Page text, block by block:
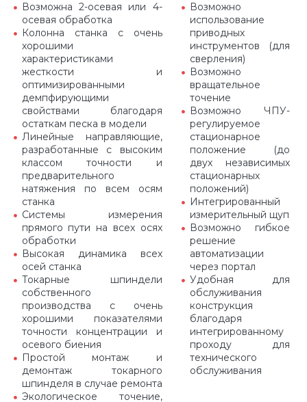
Возможна 2-осевая или 4-
осевая обработка
Колонна станка с очень
хорошими
характеристиками
жесткости и
оптимизированными
демпфирующими
свойствами благодаря
остаткам песка в модели
Линейные направляющие,
разработанные с высоким
классом точности и
предварительного
натяжения по всем осям
станка
Системы измерения
прямого пути на всех осях
обработки
Высокая динамика всех
осей станка
Токарные шпиндели
собственного
производства с очень
хорошими показателями
точности концентрации и
осевого биения
Простой монтаж и
демонтаж токарного
шпинделя в случае ремонта
Экологическое точение,
Возможно
использование
приводных
инструментов (для
сверления)
Возможно
вращательное
точение
Возможно ЧПУ-
регулируемое
стационарное
положение (до
двух независимых
стационарных
положений)
Интегрированный
измерительный щуп
Возможно гибкое
решение
автоматизации
через портал
Удобная для
обслуживания
конструкция
благодаря
интегрированному
проходу для
технического
обслуживания